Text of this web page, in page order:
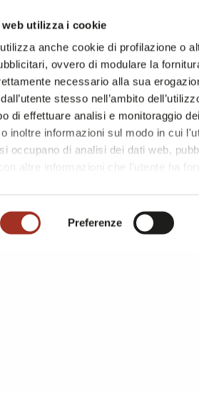
utilizza i cookie
anche cookie di profilazione o
ovvero di modulare la
necessario alla sua
stesso nell’ambito
di effettuare analisi e monitoraggio
inoltre informazioni sul modo in cui
occupano di analisi dei dati web,
altre informazioni che l'utente ha
è possibile consultare l'
Informativa
Preferenze
FABRICS BONDED FABRICS
COATED FABRICS RUNPROOF FABRICS